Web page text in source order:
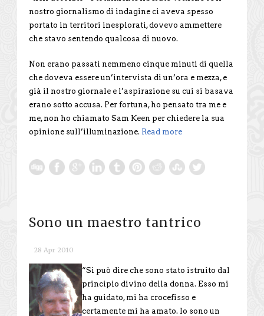
nostro giornalismo di indagine ci aveva spesso
portato in territori inesplorati, dovevo ammettere
che stavo sentendo qualcosa di nuovo.
Non erano passati nemmeno cinque minuti di quella
che doveva essere un’intervista di un’ora e mezza, e
già il nostro giornale e l’aspirazione su cui si basava
erano sotto accusa. Per fortuna, ho pensato tra me e
me, non ho chiamato Sam Keen per chiedere la sua
opinione sull’illuminazione. Read more
Sono un maestro tantrico
28 Apr 2010
“Si può dire che sono stato istruito dal
principio divino della donna. Esso mi
ha guidato, mi ha crocefisso e
certamente mi ha amato. Io sono un